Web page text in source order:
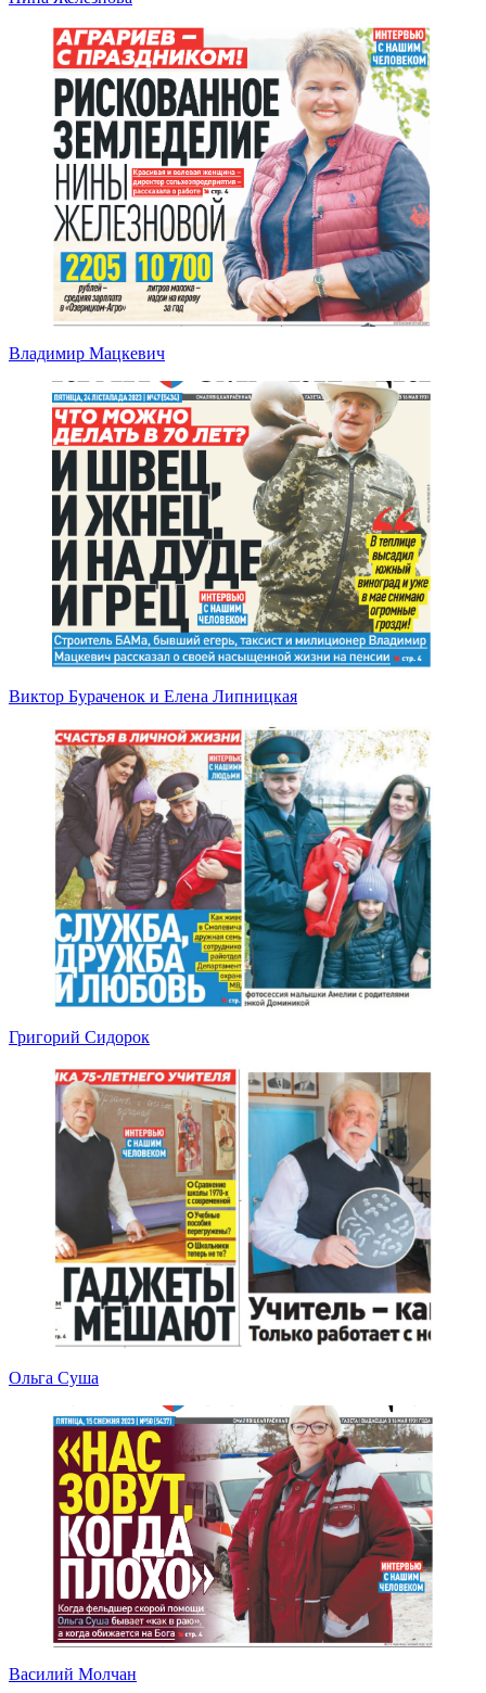
Владимир Мацкевич
Виктор Бураченок и Елена Липницкая
Григорий Сидорок
Ольга Суша
Василий Молчан